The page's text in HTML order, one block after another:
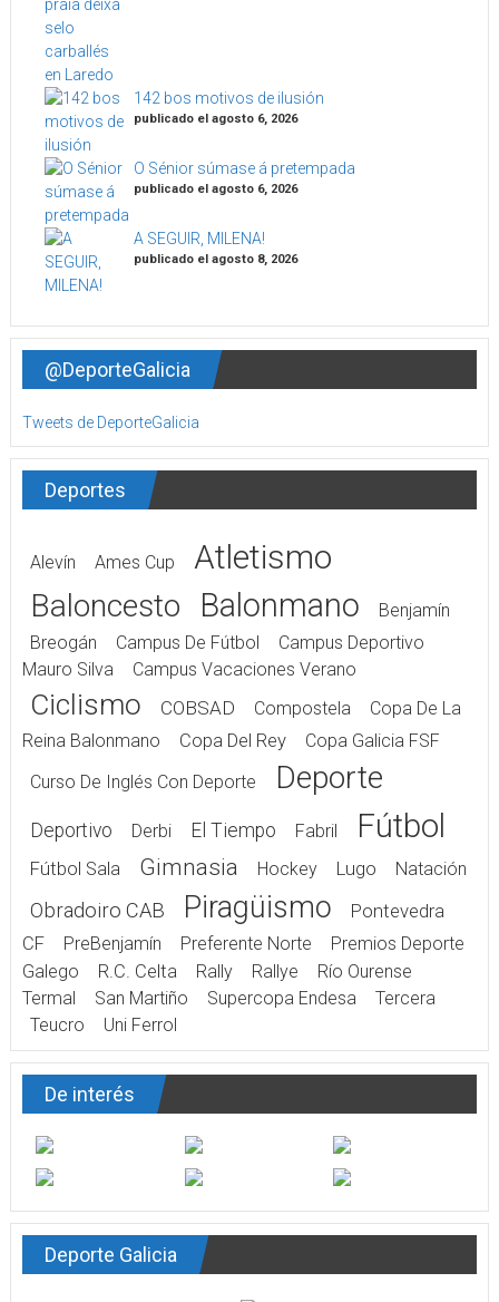
142 bos motivos de ilusión
publicado el agosto 6, 2026
O Sénior súmase á pretempada
publicado el agosto 6, 2026
A SEGUIR, MILENA!
publicado el agosto 8, 2026
@DeporteGalicia
Tweets de DeporteGalicia
Deportes
Alevín Ames Cup Atletismo
Baloncesto Balonmano
Benjamín
Breogán
Campus De Fútbol
Campus Deportivo
Mauro Silva
Campus Vacaciones Verano
Ciclismo COBSAD Compostela
Copa De La
Reina Balonmano
Copa Del Rey
Copa Galicia FSF
Curso De Inglés Con Deporte
Deporte
Deportivo Derbi El Tiempo Fabril Fútbol
Fútbol Sala Gimnasia Hockey Lugo Natación
Obradoiro CAB Piragüismo
Pontevedra
CF
PreBenjamín Preferente Norte
Premios Deporte
Galego
R.C. Celta Rally Rallye
Río Ourense
Termal
San Martiño Supercopa Endesa
Tercera
Teucro
Uni Ferrol
De interés
Deporte Galicia